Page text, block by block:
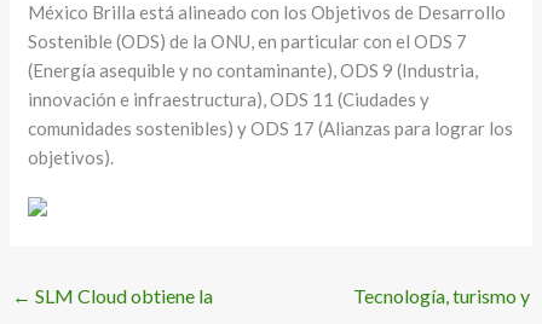
México Brilla está alineado con los Objetivos de Desarrollo
Sostenible (ODS) de la ONU, en particular con el ODS 7
(Energía asequible y no contaminante), ODS 9 (Industria,
innovación e infraestructura), ODS 11 (Ciudades y
comunidades sostenibles) y ODS 17 (Alianzas para lograr los
objetivos).
← SLM Cloud obtiene la
Tecnología, turismo y